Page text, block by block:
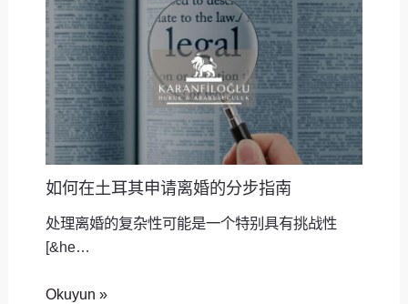
如何在土耳其申请离婚的分步指南
处理离婚的复杂性可能是一个特别具有挑战性
[&he…
Okuyun »